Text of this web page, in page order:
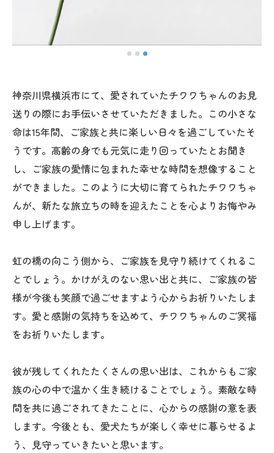
神奈川県横浜市にて、愛されていたチワワちゃんのお見
送りの際にお手伝いさせていただきました。この小さな
命は15年間、ご家族と共に楽しい日々を過ごしていたそ
うです。高齢の身でも元気に走り回っていたとお聞き
し、ご家族の愛情に包まれた幸せな時間を想像すること
ができました。このように大切に育てられたチワワちゃ
んが、新たな旅立ちの時を迎えたことを心よりお悔やみ
申し上げます。
虹の橋の向こう側から、ご家族を見守り続けてくれるこ
とでしょう。かけがえのない思い出と共に、ご家族の皆
様が今後も笑顔で過ごせますよう心からお祈りいたしま
す。愛と感謝の気持ちを込めて、チワワちゃんのご冥福
をお祈りいたします。
彼が残してくれたたくさんの思い出は、これからもご家
族の心の中で温かく生き続けることでしょう。素敵な時
間を共に過ごされてきたことに、心からの感謝の意を表
します。今後とも、愛犬たちが楽しく幸せに暮らせるよ
う、見守っていきたいと思います。